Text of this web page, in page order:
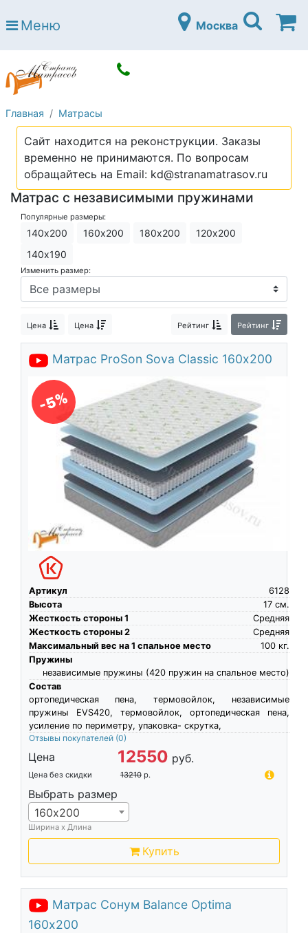
Страна матрасов
Open submenu (Матрасы)
Open submenu (Кровати)
Кровати
Open submenu (Аксессуары)
Open submenu (Диваны)
Диваны
Open submenu (Постельное белье)
Постельное белье
Open submenu (Мебель)
Мебель
Open submenu (Основания)
Основания
Open submenu (Детские матрасы)
Детские матрасы
Open submenu (Детские кровати)
Детские кровати
Open submenu (Шкафы)
Шкафы
О компании
Контакты
Доставка по городу
Меню Москва
Главная Матрасы
Сайт находится на реконструкции. Заказы
временно не принимаются. По вопросам
обращайтесь на Email: kd@stranamatrasov.ru
Матрас с независимыми пружинами
Популярные размеры:
140х200 160х200 180х200
120х200
140х190
Изменить размер:
Цена Цена Рейтинг Рейтинг
Матрас ProSon Sova Classic 160х200
-5%
Артикул
6128
Высота
см.
17
Жесткость стороны 1
Средняя
Жесткость стороны 2
Средняя
Максимальный вес на 1 спальное место
кг.
100
Пружины
независимые пружины (420 пружин на спальное место)
Состав
ортопедическая пена, термовойлок, независимые
пружины EVS420, термовойлок, ортопедическая пена,
усиление по периметру, упаковка- скрутка,
Отзывы покупателей (0)
Цена 12550 руб.
Цена без скидки 13210 р.
Выбрать размер
160х200
Ширина х Длина
Купить
Матрас Сонум Balance Optima
160х200